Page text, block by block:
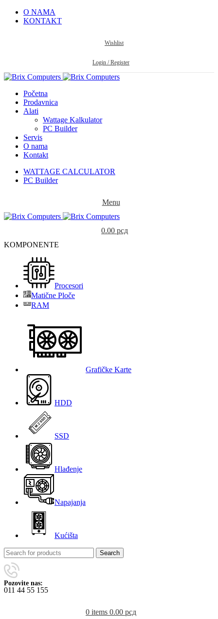
O NAMA
KONTAKT
Wishlist
Login / Register
Početna
Prodavnica
Alati
Wattage Kalkulator
PC Builder
Servis
O nama
Kontakt
WATTAGE CALCULATOR
PC Builder
Menu
0.00 рсд
KOMPONENTE
Procesori
Matične Ploče
RAM
Grafičke Karte
HDD
SSD
Hlađenje
Napajanja
Kućišta
Search
Pozovite nas:
011 44 55 155
0 items 0.00 рсд